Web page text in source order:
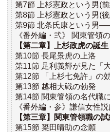
第7節 上杉憲政という男(
第8節 上杉憲政という男(
第9節 北条氏康という男
《番外編・弐》 関東管領
【第二章】上杉政虎の誕生
第10節 長尾景虎の上洛
第11節 足利義輝が見た「
第12節 「上杉七免許」の
第13節 越相大戦の勃発
第14節 関東管領の名代職
《番外編・参》謙信女性
【第三章】関東管領職の
第15節 簗田晴助の念願